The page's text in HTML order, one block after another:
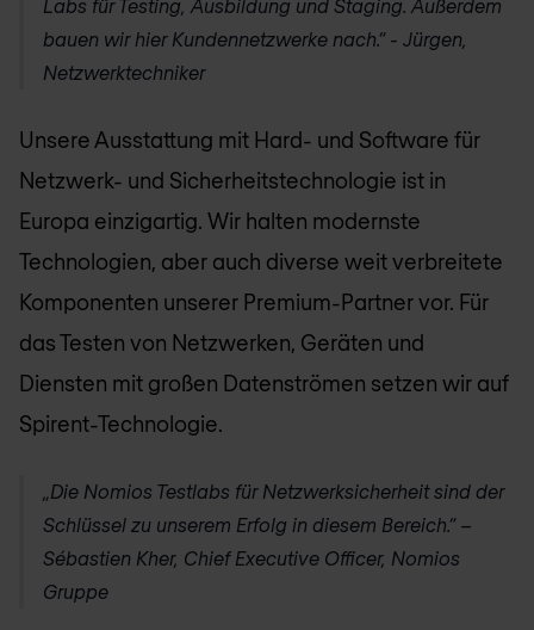
Labs für Testing, Ausbildung und Staging. Außerdem
bauen wir hier Kundennetzwerke nach.“ - Jürgen,
Netzwerktechniker
Unsere Ausstattung mit Hard- und Software für
Netzwerk- und Sicherheitstechnologie ist in
Europa einzigartig. Wir halten modernste
Technologien, aber auch diverse weit verbreitete
Komponenten unserer Premium-Partner vor. Für
das Testen von Netzwerken, Geräten und
Diensten mit großen Datenströmen setzen wir auf
Spirent-Technologie.
„Die Nomios Testlabs für Netzwerksicherheit sind der
Schlüssel zu unserem Erfolg in diesem Bereich.“ –
Sébastien Kher, Chief Executive Officer, Nomios
Gruppe